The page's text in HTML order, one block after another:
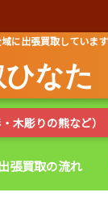
に出張買取しています
なた
木彫りの熊など）
張買取の流れ